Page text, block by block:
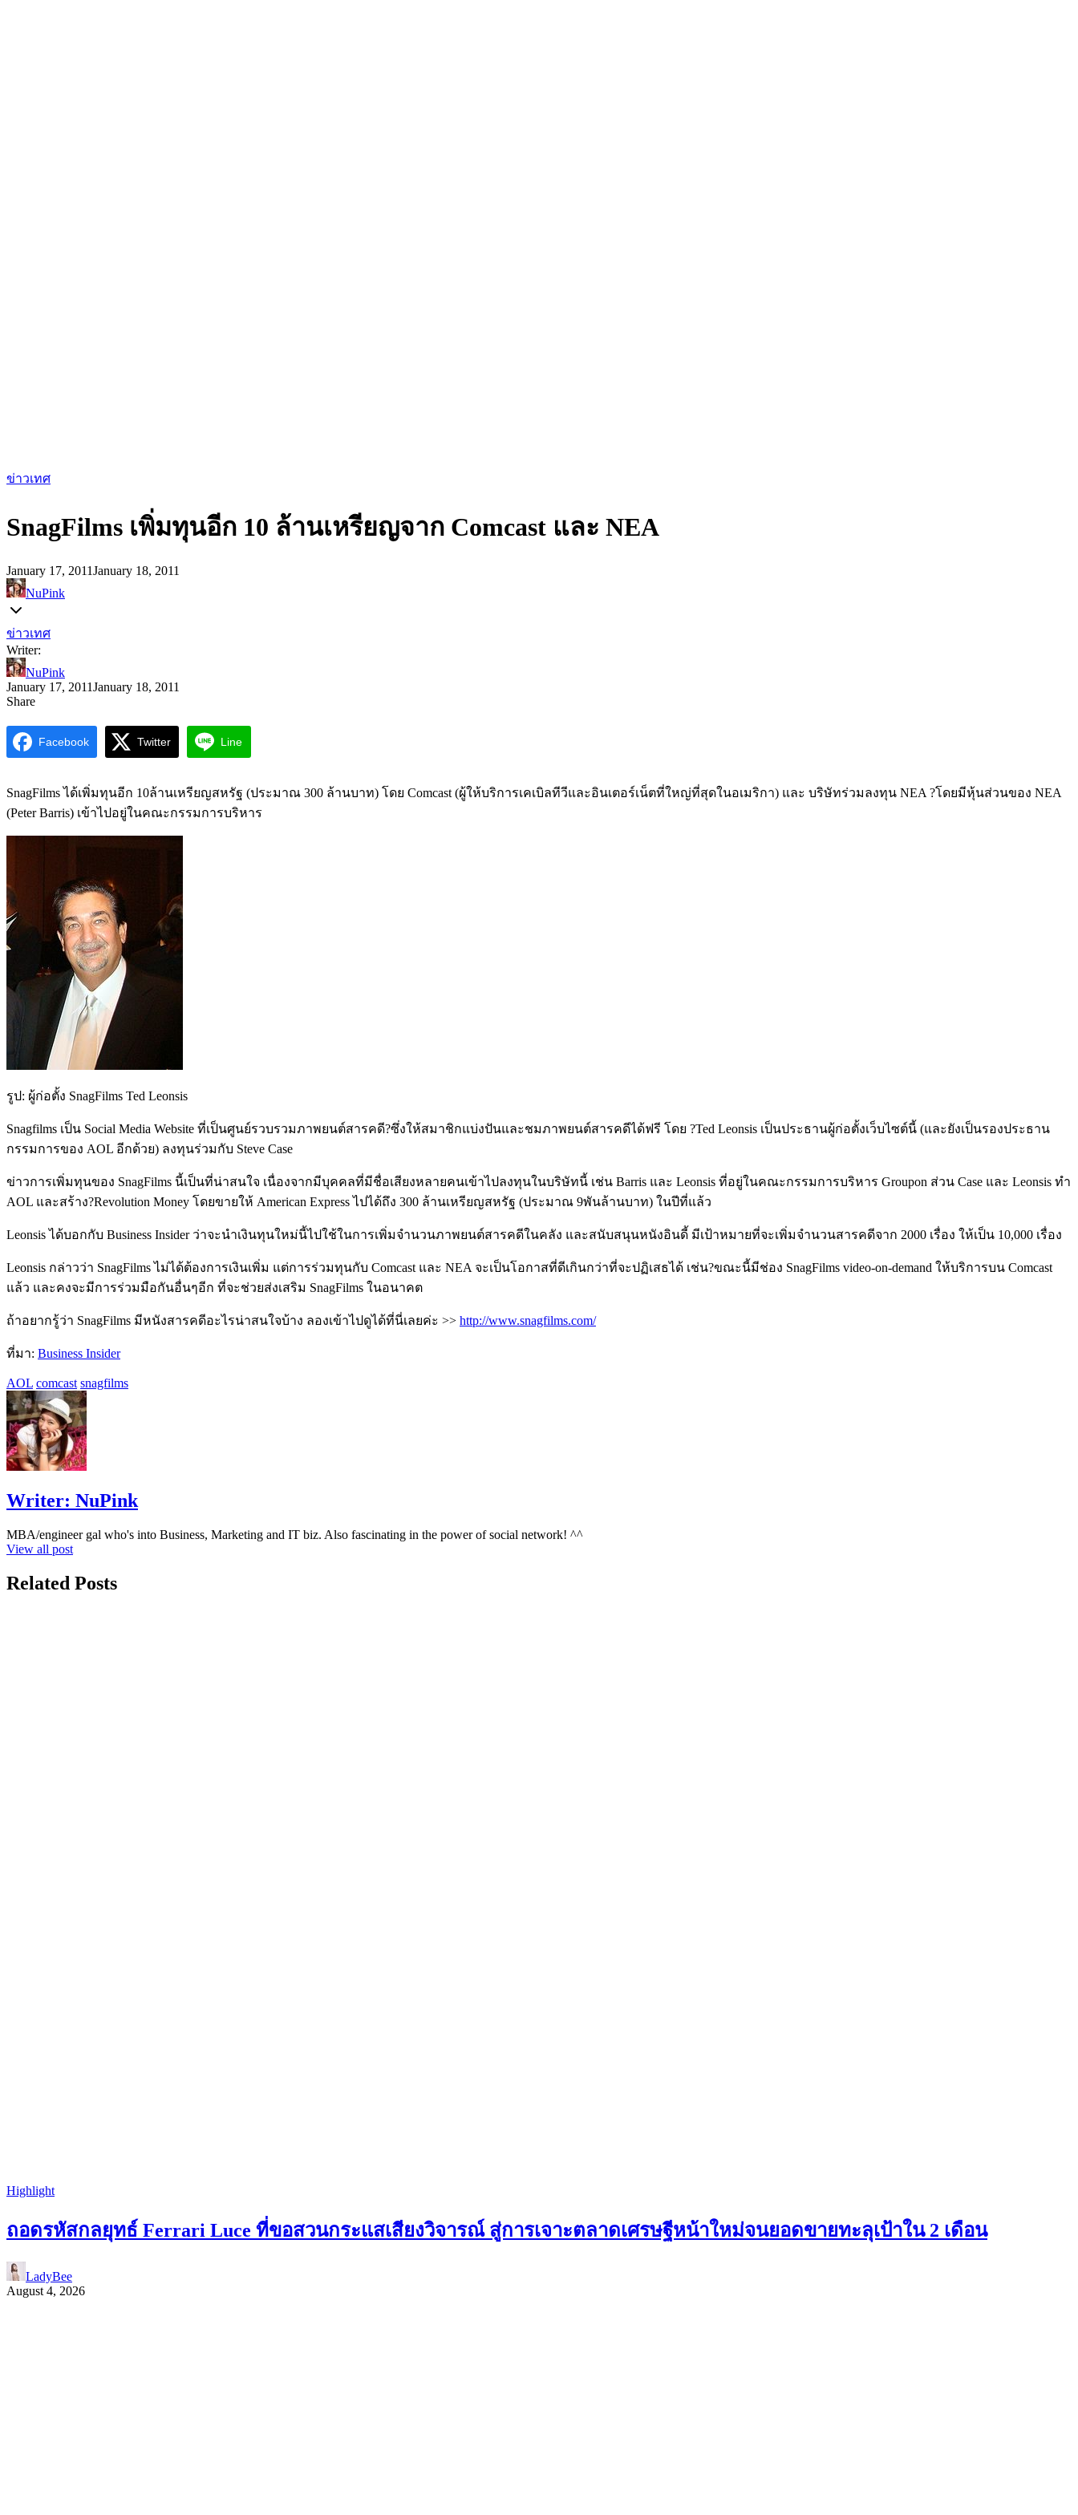
ข่าวเทศ
SnagFilms เพิ่มทุนอีก 10 ล้านเหรียญจาก Comcast และ NEA
January 17, 2011January 18, 2011
NuPink
ข่าวเทศ
Writer:
NuPink
January 17, 2011January 18, 2011
Share
Facebook Twitter Line
SnagFilms ได้เพิ่มทุนอีก 10ล้านเหรียญสหรัฐ (ประมาณ 300 ล้านบาท) โดย Comcast (ผู้ให้บริการเคเบิลทีวีและอินเตอร์เน็ตที่ใหญ่ที่สุดในอเมริกา) และ บริษัทร่วมลงทุน NEA ?โดยมีหุ้นส่วนของ NEA
(Peter Barris) เข้าไปอยู่ในคณะกรรมการบริหาร
รูป: ผู้ก่อตั้ง SnagFilms Ted Leonsis
Snagfilms เป็น Social Media Website ที่เป็นศูนย์รวบรวมภาพยนต์สารคดี?ซึ่งให้สมาชิกแบ่งปันและชมภาพยนต์สารคดีได้ฟรี โดย ?Ted Leonsis เป็นประธานผู้ก่อตั้งเว็บไซต์นี้ (และยังเป็นรองประธาน
กรรมการของ AOL อีกด้วย) ลงทุนร่วมกับ Steve Case
ข่าวการเพิ่มทุนของ SnagFilms นี้เป็นที่น่าสนใจ เนื่องจากมีบุคคลที่มีชื่อเสียงหลายคนเข้าไปลงทุนในบริษัทนี้ เช่น Barris และ Leonsis ที่อยู่ในคณะกรรมการบริหาร Groupon ส่วน Case และ Leonsis ทำ
AOL และสร้าง?Revolution Money โดยขายให้ American Express ไปได้ถึง 300 ล้านเหรียญสหรัฐ (ประมาณ 9พันล้านบาท) ในปีที่แล้ว
Leonsis ได้บอกกับ Business Insider ว่าจะนำเงินทุนใหม่นี้ไปใช้ในการเพิ่มจำนวนภาพยนต์สารคดีในคลัง และสนับสนุนหนังอินดี้ มีเป้าหมายที่จะเพิ่มจำนวนสารคดีจาก 2000 เรื่อง ให้เป็น 10,000 เรื่อง
Leonsis กล่าวว่า SnagFilms ไม่ได้ต้องการเงินเพิ่ม แต่การร่วมทุนกับ Comcast และ NEA จะเป็นโอกาสที่ดีเกินกว่าที่จะปฏิเสธได้ เช่น?ขณะนี้มีช่อง SnagFilms video-on-demand ให้บริการบน Comcast
แล้ว และคงจะมีการร่วมมือกันอื่นๆอีก ที่จะช่วยส่งเสริม SnagFilms ในอนาคต
ถ้าอยากรู้ว่า SnagFilms มีหนังสารคดีอะไรน่าสนใจบ้าง ลองเข้าไปดูได้ที่นี่เลยค่ะ >> http://www.snagfilms.com/
ที่มา: Business Insider
AOL comcast snagfilms
Writer: NuPink
MBA/engineer gal who's into Business, Marketing and IT biz. Also fascinating in the power of social network! ^^
View all post
Related Posts
Highlight
ถอดรหัสกลยุทธ์ Ferrari Luce ที่ขอสวนกระแสเสียงวิจารณ์ สู่การเจาะตลาดเศรษฐีหน้าใหม่จนยอดขายทะลุเป้าใน 2 เดือน
LadyBee
August 4, 2026